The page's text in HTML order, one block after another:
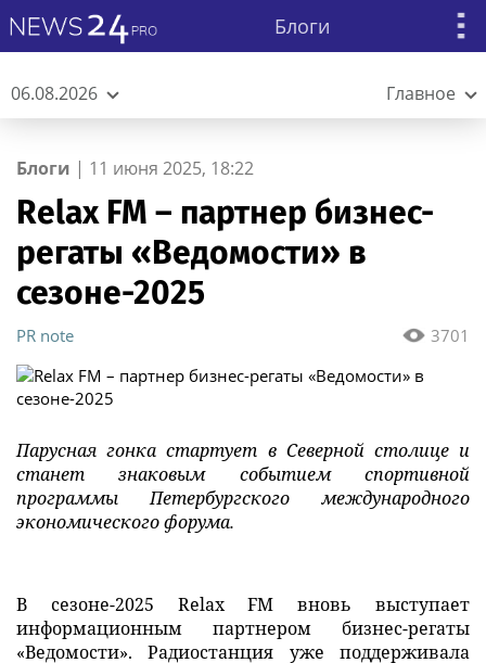
Блоги
06.08.2026 Главное
Блоги | 11 июня 2025, 18:22
Relax FM – партнер бизнес-
регаты «Ведомости» в
сезоне-2025
3701
PR note
Парусная гонка стартует в Северной столице и
станет знаковым событием спортивной
программы Петербургского международного
экономического форума.
В сезоне-2025 Relax FM вновь выступает
информационным партнером бизнес-регаты
«Ведомости». Радиостанция уже поддерживала